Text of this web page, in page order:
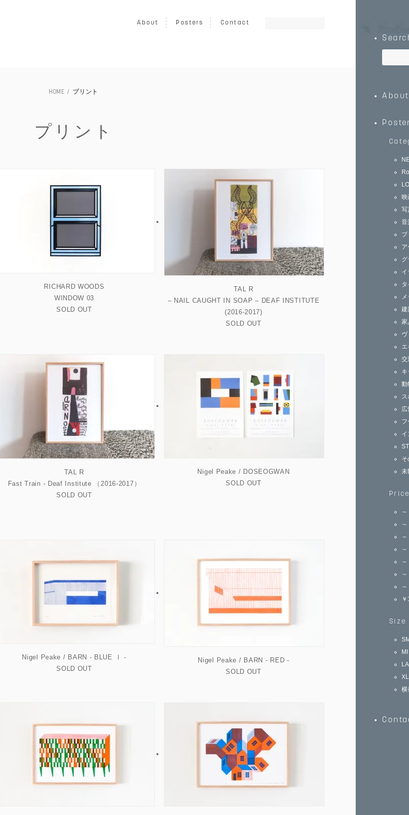
About Posters
その他 未額装
￥150,000～
Contact
About
写
音
建
家
交
動
未
Price
Size
横
HOME プリント
プリント
RICHARD WOODS
WINDOW 03
SOLD OUT
TAL R
– NAIL CAUGHT IN SOAP – DEAF INSTITUTE
(2016-2017)
SOLD OUT
TAL R
Fast Train - Deaf Institute （2016-2017）
SOLD OUT
Nigel Peake / DOSEOGWAN
SOLD OUT
Nigel Peake / BARN - BLUE Ⅰ -
SOLD OUT
Nigel Peake / BARN - RED -
SOLD OUT